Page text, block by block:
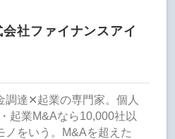
会社ファイナンスアイ
調達✕起業の専門家。個人
起業M&Aなら10,000社以
ノをいう。M&Aを超えた